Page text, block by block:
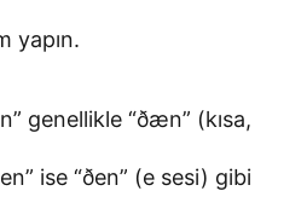
yapın.
genellikle “ðæn” (kısa,
ise “ðen” (e sesi) gibi